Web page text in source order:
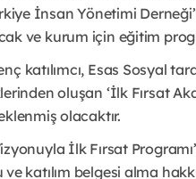
İnsan Yönetimi
ve kurum için eğitim
katılımcı, Esas Sosyal
oluşan ‘İlk Fırsat
olacaktır.
İlk Fırsat
katılım belgesi alma